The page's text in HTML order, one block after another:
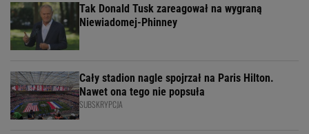
Tak Donald Tusk zareagował na wygraną
Niewiadomej-Phinney
Cały stadion nagle spojrzał na Paris Hilton.
Nawet ona tego nie popsuła
SUBSKRYPCJA